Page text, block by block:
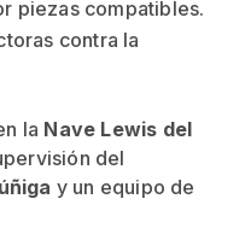
piezas compatibles.
contra la
la Nave Lewis del
del
y un equipo de